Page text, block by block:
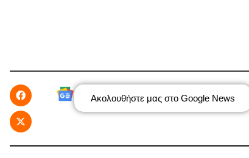
Ακολουθήστε μας στο Google News